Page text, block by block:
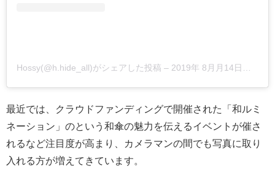
Hossy(@h.hide_all)がシェアした投稿 – 2019年 8月月14日午後4時13分PDT
最近では、クラウドファンディングで開催された「和ルミ
ネーション」のという和傘の魅力を伝えるイベントが催さ
れるなど注目度が高まり、カメラマンの間でも写真に取り
入れる方が増えてきています。